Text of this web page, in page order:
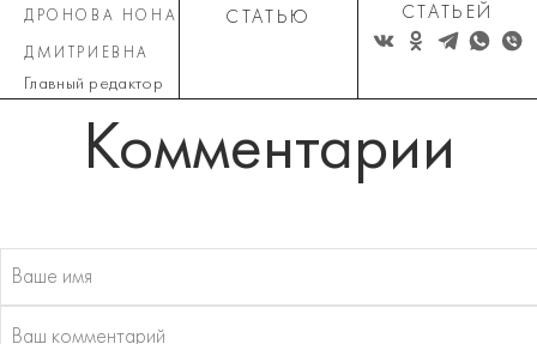
ДРОНОВА НОНА
ДМИТРИЕВНА
Главный редактор
СТАТЬЮ
СТАТЬЕЙ
Комментарии